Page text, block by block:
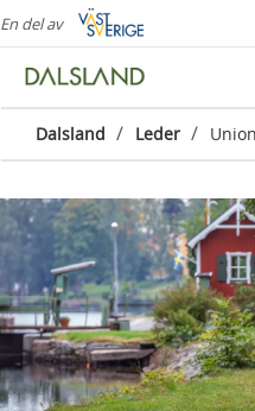
En del av
Dalsland / Leder /